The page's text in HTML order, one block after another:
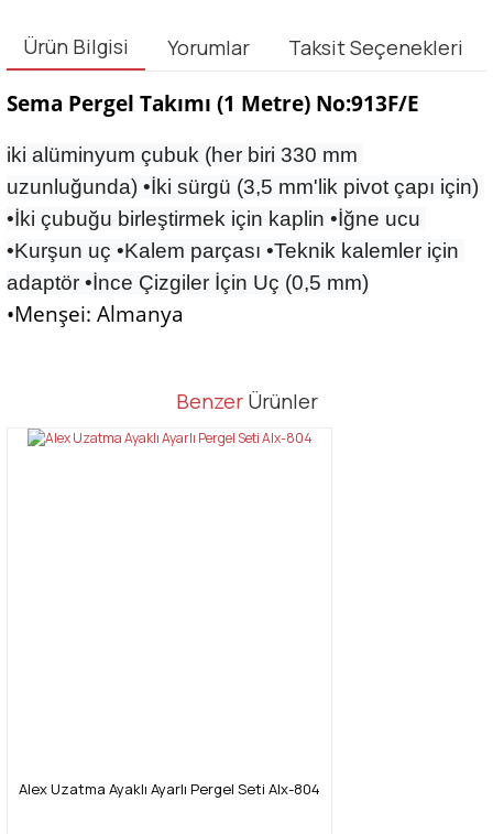
Ürün Bilgisi Yorumlar Taksit Seçenekleri
Sema Pergel Takımı (1 Metre) No:913F/E
iki alüminyum çubuk (her biri 330 mm
uzunluğunda) •İki sürgü (3,5 mm'lik pivot çapı için)
•İki çubuğu birleştirmek için kaplin •İğne ucu
•Kurşun uç •Kalem parçası •Teknik kalemler için
adaptör •İnce Çizgiler İçin Uç (0,5 mm)
•Menşei: Almanya
Bu ürüne ilk yorumu siz yapın!
Bu ürünün fiyat bilgisi, resim, ürün açıklamalarında ve diğer
tarafımıza iletebilirsiniz.
Gönder
Benzer Ürünler
Alex Uzatma Ayaklı Ayarlı Pergel Seti Alx-804